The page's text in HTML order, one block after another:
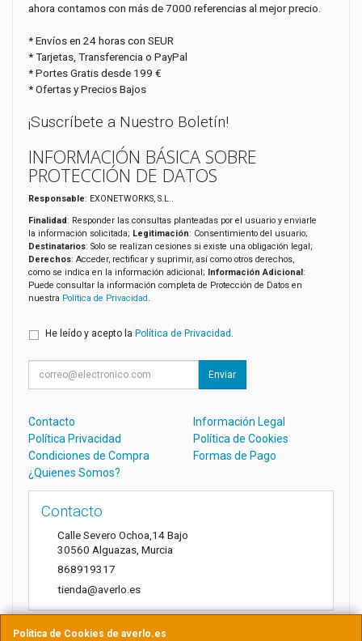
Política de Cookies de averlo.es
ahora contamos con más de 7000 referencias al mejor precio.
* Envíos en 24 horas con SEUR
* Tarjetas, Transferencia o PayPal
* Portes Gratis desde 199 €
* Ofertas y Precios Bajos
¡Suscríbete a Nuestro Boletín!
INFORMACIÓN BÁSICA SOBRE
PROTECCIÓN DE DATOS
Responsable: EXONETWORKS, S.L..
Finalidad: Responder las consultas planteadas por el usuario y enviarle
la información solicitada; Legitimación: Consentimiento del usuario;
Destinatarios: Solo se realizan cesiones si existe una obligación legal;
Derechos: Acceder, rectificar y suprimir, así como otros derechos,
como se indica en la información adicional; Información Adicional:
Puede consultar la información completa de Protección de Datos en
nuestra Política de Privacidad.
He leído y acepto la Política de Privacidad .
Enviar
Contacto
Información Legal
Política Privacidad
Política de Cookies
Condiciones de Compra
Formas de Pago
¿Quienes Somos?
Contacto
Calle Severo Ochoa,14 Bajo
30560 Alguazas Murcia
868919317
tienda@averlo.es